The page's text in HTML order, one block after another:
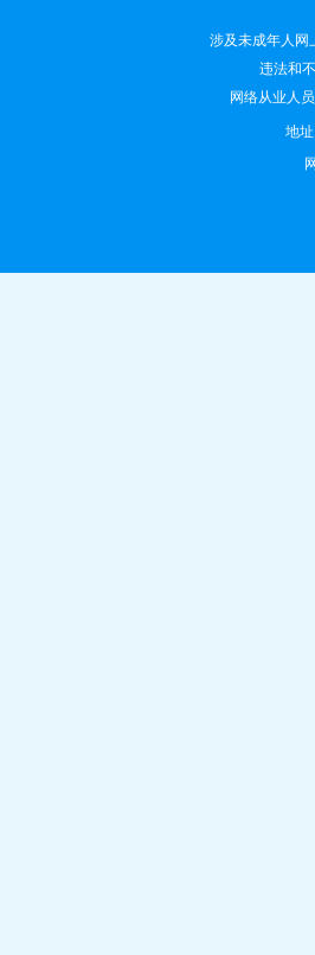
涉及未成年人网
违法和
网络从业人
地